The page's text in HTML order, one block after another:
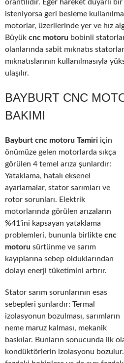
orantılıdır. Eğer hareket duyarlı
isteniyorsa geri besleme
motorlar, üzerilerinde yer ve hız
Büyük cnc motoru bobinli
olanlarında sabit mıknatıs
mıknatıslarının kullanılmasıyla
ulaşılır.
BAYBURT CNC
BAKIMI
Bayburt cnc motoru Tamiri için
önümüze gelen motorlarda sıkça
görülen 4 temel arıza şunlardır:
Yataklama, hatalı eksenel
ayarlamalar, stator sarımları ve
rotor sorunları. Elektrik
motorlarında görülen arızaların
%41’ini kapsayan yataklama
problemleri, bununla birlikte cnc
motoru sürtünme ve sarım
kayıplarına sebep olduklarından
dolayı enerji tüketimini artırır.
Stator sarım sorunlarının esas
sebepleri şunlardır: Termal
izolasyonun bozulması, sarımların
neme maruz kalması, mekanik
baskılar. Bunların sonucunda ilk
kondüktörlerin izolasyonu